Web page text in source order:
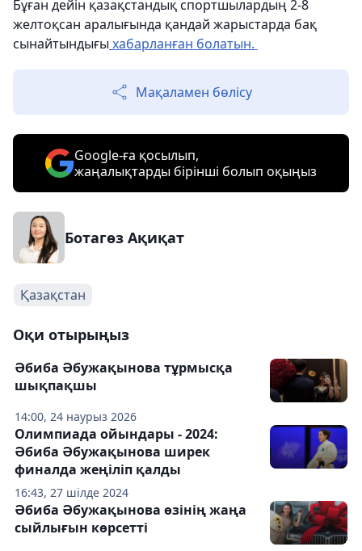
Бұған дейін қазақстандық спортшылардың 2-8
желтоқсан аралығында қандай жарыстарда бақ
сынайтындығы хабарланған болатын.
Мақаламен бөлісу
Google-ға қосылып,
жаңалықтарды бірінші болып оқыңыз
Ботагөз Ақиқат
Қазақстан
Оқи отырыңыз
14:00, 24 наурыз 2026
Әбиба Әбужақынова тұрмысқа
шықпақшы
16:43, 27 шілде 2024
Олимпиада ойындары - 2024:
Әбиба Әбужақынова ширек
финалда жеңіліп қалды
Әбиба Әбужақынова өзінің жаңа
сыйлығын көрсетті